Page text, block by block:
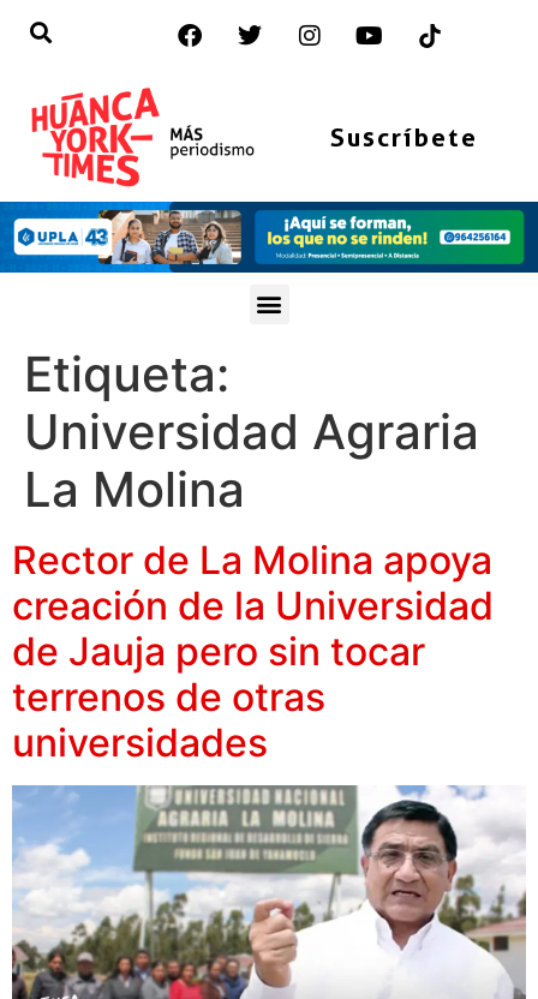
Suscríbete
Etiqueta:
Universidad Agraria
La Molina
Rector de La Molina apoya
creación de la Universidad
de Jauja pero sin tocar
terrenos de otras
universidades